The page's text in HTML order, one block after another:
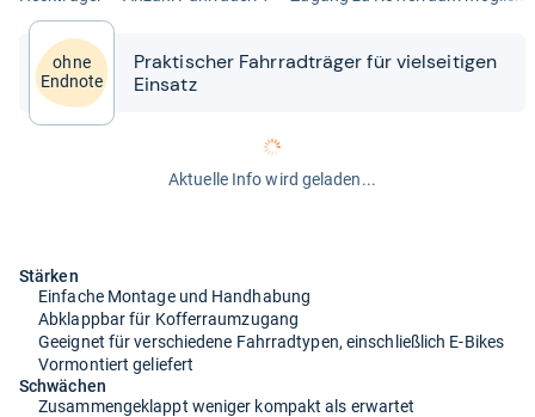
ohne
Endnote
Prak­ti­scher Fahr­rad­t­rä­ger für viel­sei­ti­gen
Ein­satz
Aktuelle Info wird geladen...
Stärken
Einfache Montage und Handhabung
Abklappbar für Kofferraumzugang
Geeignet für verschiedene Fahrradtypen, einschließlich E-Bikes
Vormontiert geliefert
Schwächen
Zusammengeklappt weniger kompakt als erwartet